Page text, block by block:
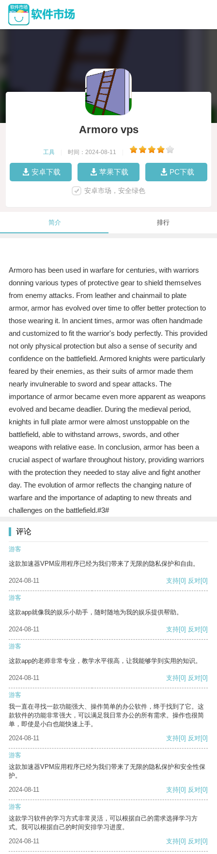
Armoro vps
工具 时间：2024-08-11
安卓下载 苹果下载 PC下载
安卓市场，安全绿色
简介 排行
Armoro has been used in warfare for centuries, with warriors
donning various types of protective gear to shield themselves
from enemy attacks. From leather and chainmail to plate
armor, armor has evolved over time to offer better protection to
those wearing it. In ancient times, armor was often handmade
and customized to fit the warrior's body perfectly. This provided
not only physical protection but also a sense of security and
confidence on the battlefield. Armored knights were particularly
feared by their enemies, as their suits of armor made them
nearly invulnerable to sword and spear attacks. The
importance of armor became even more apparent as weapons
evolved and became deadlier. During the medieval period,
knights in full plate armor were almost unstoppable on the
battlefield, able to withstand arrows, swords, and other
weapons with relative ease. In conclusion, armor has been a
crucial aspect of warfare throughout history, providing warriors
with the protection they needed to stay alive and fight another
day. The evolution of armor reflects the changing nature of
warfare and the importance of adapting to new threats and
challenges on the battlefield.#3#
评论
游客
这款加速器VPM应用程序已经为我们带来了无限的隐私保护和自由。
2024-08-11 支持[0] 反对[0]
游客
这款app就像我的娱乐小助手，随时随地为我的娱乐提供帮助。
2024-08-11 支持[0] 反对[0]
游客
这款app的老师非常专业，教学水平很高，让我能够学到实用的知识。
2024-08-11 支持[0] 反对[0]
游客
我一直在寻找一款功能强大、操作简单的办公软件，终于找到了它。这
款软件的功能非常强大，可以满足我日常办公的所有需求。操作也很简
单，即使是小白也能快速上手。
2024-08-11
支持[0] 反对[0]
游客
这款加速器VPM应用程序已经为我们带来了无限的隐私保护和安全性保
护。
2024-08-11
支持[0] 反对[0]
游客
这款学习软件的学习方式非常灵活，可以根据自己的需求选择学习方
式。我可以根据自己的时间安排学习进度。
2024-08-11
支持[0] 反对[0]